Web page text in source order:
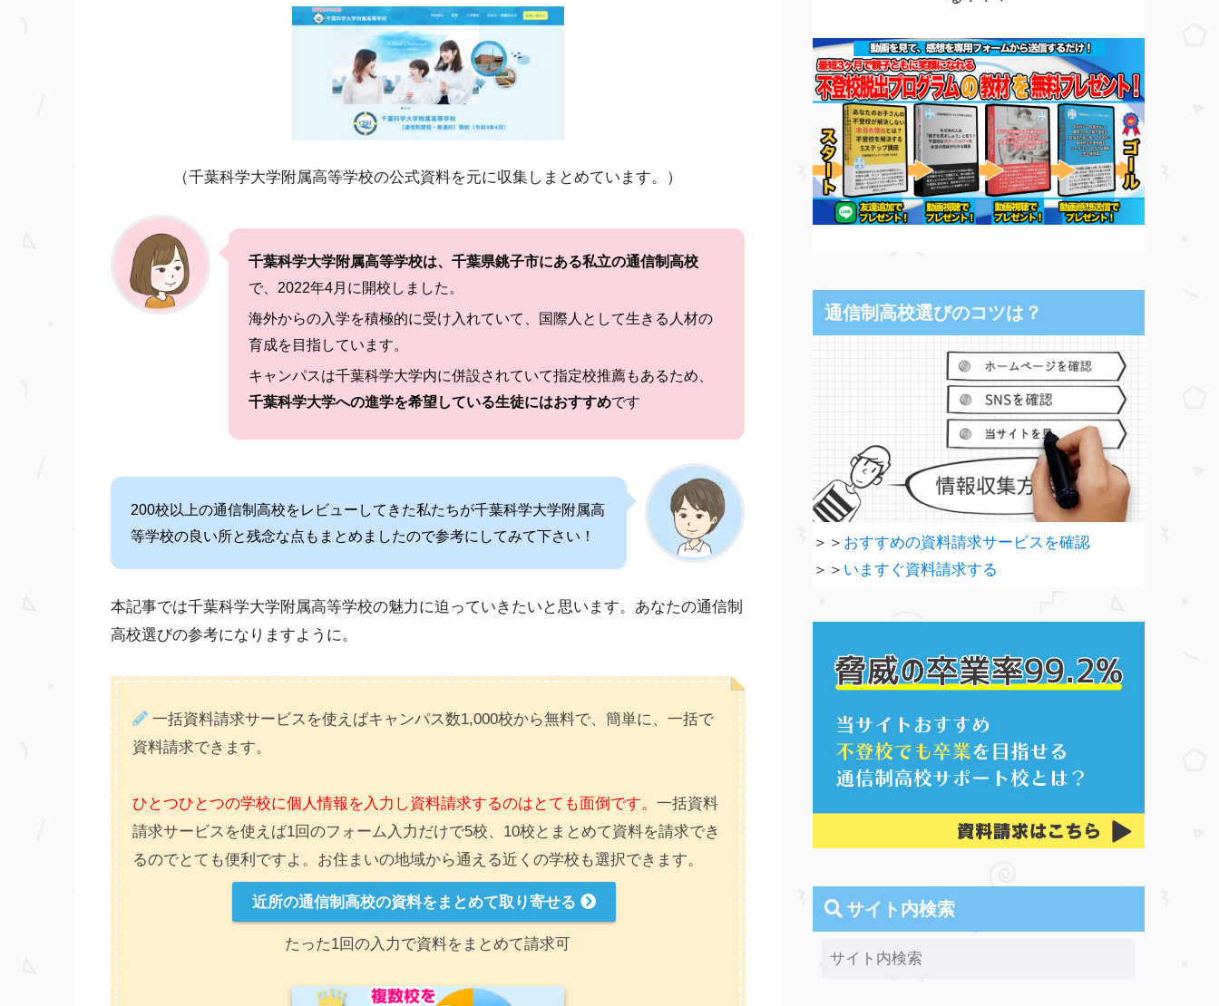
（千葉科学大学附属高等学校の公式資料を元に収集しまとめています。）
千葉科学大学附属高等学校は、千葉県銚子市にある私立の通信制高校
で、2022年4月に開校しました。
海外からの入学を積極的に受け入れていて、国際人として生きる人材の
育成を目指しています。
キャンパスは千葉科学大学内に併設されていて指定校推薦もあるため、
千葉科学大学への進学を希望している生徒にはおすすめです
200校以上の通信制高校をレビューしてきた私たちが千葉科学大学附属高
等学校の良い所と残念な点もまとめましたので参考にしてみて下さい！
本記事では千葉科学大学附属高等学校の魅力に迫っていきたいと思います。あなたの通信制
高校選びの参考になりますように。
一括資料請求サービスを使えばキャンパス数1,000校から無料で、簡単に、一括で
資料請求できます。
ひとつひとつの学校に個人情報を入力し資料請求するのはとても面倒です。一括資料
請求サービスを使えば1回のフォーム入力だけで5校、10校とまとめて資料を請求でき
るのでとても便利ですよ。お住まいの地域から通える近くの学校も選択できます。
近所の通信制高校の資料をまとめて取り寄せる
たった1回の入力で資料をまとめて請求可
通信制高校選びのコツは？
＞＞ おすすめの資料請求サービスを確認
＞＞ いますぐ資料請求する
サイト内検索